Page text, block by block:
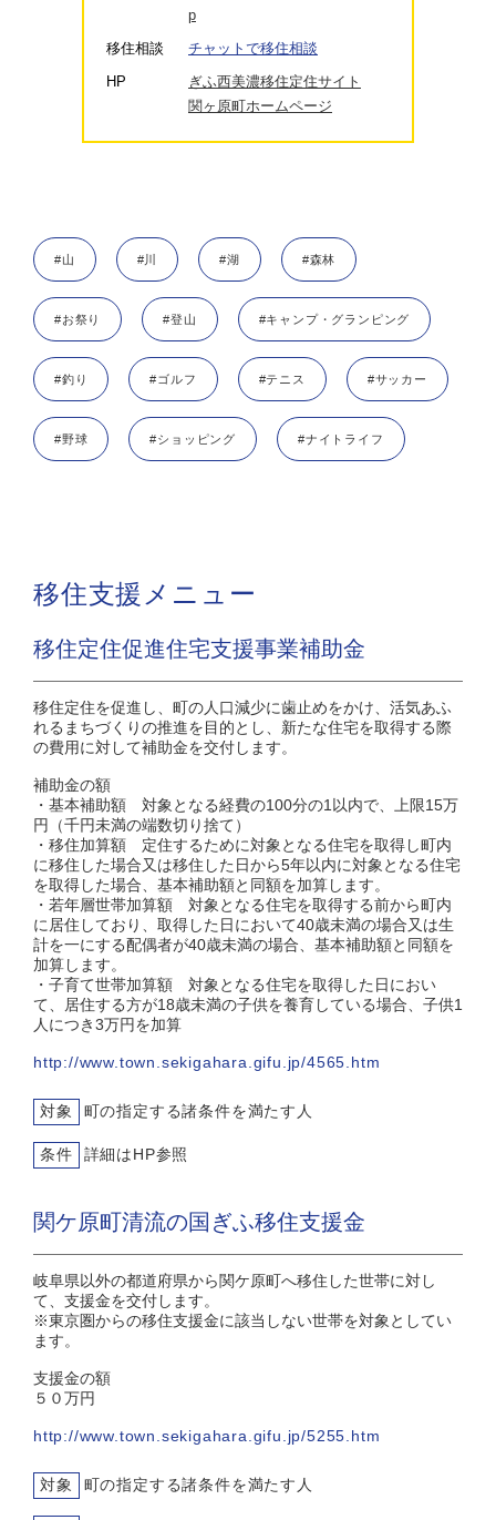
p
移住相談
チャットで移住相談
HP
ぎふ西美濃移住定住サイト
関ヶ原町ホームページ
#山 #川 #湖 #森林
#お祭り #登山 #キャンプ・グランピング
#釣り #ゴルフ #テニス #サッカー
#野球 #ショッピング #ナイトライフ
移住支援メニュー
移住定住促進住宅支援事業補助金
移住定住を促進し、町の人口減少に歯止めをかけ、活気あふ
れるまちづくりの推進を目的とし、新たな住宅を取得する際
の費用に対して補助金を交付します。
補助金の額
・基本補助額 対象となる経費の100分の1以内で、上限15万
円（千円未満の端数切り捨て）
・移住加算額 定住するために対象となる住宅を取得し町内
に移住した場合又は移住した日から5年以内に対象となる住宅
を取得した場合、基本補助額と同額を加算します。
・若年層世帯加算額 対象となる住宅を取得する前から町内
に居住しており、取得した日において40歳未満の場合又は生
計を一にする配偶者が40歳未満の場合、基本補助額と同額を
加算します。
・子育て世帯加算額 対象となる住宅を取得した日におい
て、居住する方が18歳未満の子供を養育している場合、子供1
人につき3万円を加算
http://www.town.sekigahara.gifu.jp/4565.htm
対象 町の指定する諸条件を満たす人
条件 詳細はHP参照
関ケ原町清流の国ぎふ移住支援金
岐阜県以外の都道府県から関ケ原町へ移住した世帯に対し
て、支援金を交付します。
※東京圏からの移住支援金に該当しない世帯を対象としてい
ます。
支援金の額
５０万円
http://www.town.sekigahara.gifu.jp/5255.htm
対象 町の指定する諸条件を満たす人